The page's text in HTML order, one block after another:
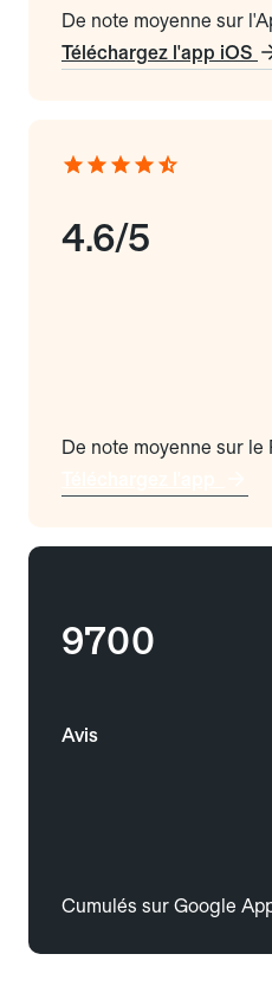
De note moyenne sur
Téléchargez l'app iOS
4.6/5
De note moyenne sur le
9700
Avis
Cumulés sur Google